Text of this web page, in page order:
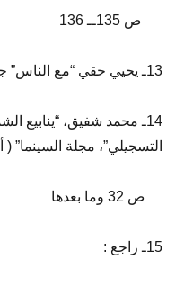
ص 135ــ 136
13ـ يحيي حقي “مع الناس” جريدة المساء ( 6/5/1968).
14ـ محمد شفيق، “ينابيع
التسجيلي”، مجلة السينما” (
ص 32 وما بعدها
15ـ راجع :